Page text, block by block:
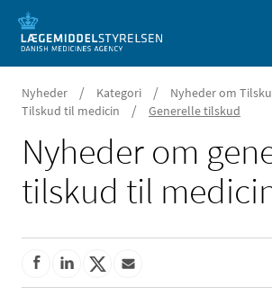
Nyheder / Kategori / Nyheder om
Tilskud til medicin / Generelle tilskud
Nyheder om
tilskud til